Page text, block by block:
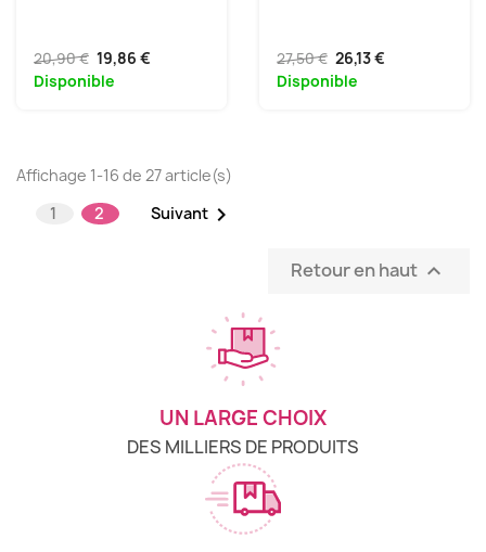
20,90 € 19,86 €
Disponible
27,50 € 26,13 €
Disponible
Affichage 1-16 de 27 article(s)
1
2 Suivant
Retour en haut 
UN LARGE CHOIX
DES MILLIERS DE PRODUITS